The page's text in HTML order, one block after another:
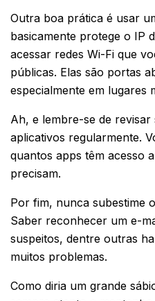
Outra boa prática é usar
basicamente protege o IP
acessar redes Wi-Fi que
públicas. Elas são portas
especialmente em lugares
Ah, e lembre-se de revisar
aplicativos regularmente.
quantos apps têm acesso
precisam.
Por fim, nunca subestime
Saber reconhecer um e-
suspeitos, dentre outras
muitos problemas.
Como diria um grande